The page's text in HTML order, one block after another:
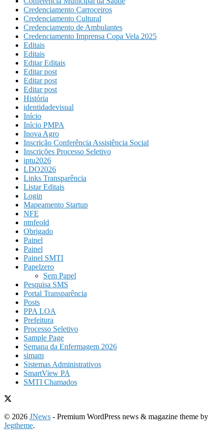
Credenciamento Carroceiros
Credenciamento Cultural
Credenciamento de Ambulantes
Credenciamento Imprensa Copa Vela 2025
Editais
Editais
Editar Editais
Editar post
Editar post
Editar post
História
identidadevisual
Início
Início PMPA
Inova Agro
Inscrição Conferência Assistência Social
Inscrições Processo Seletivo
iptu2026
LDO2026
Links Transparência
Listar Editais
Login
Mapeamento Startup
NFE
ntnfeold
Obrigado
Painel
Painel
Painel SMTI
Papelzero
Sem Papel
Pesquisa SMS
Portal Transparência
Posts
PPA LOA
Prefeitura
Processo Seletivo
Sample Page
Semana da Enfermagem 2026
simam
Sistemas Administrativos
SmartView PA
SMTI Chamados
© 2026 JNews - Premium WordPress news & magazine theme by
Jegtheme.